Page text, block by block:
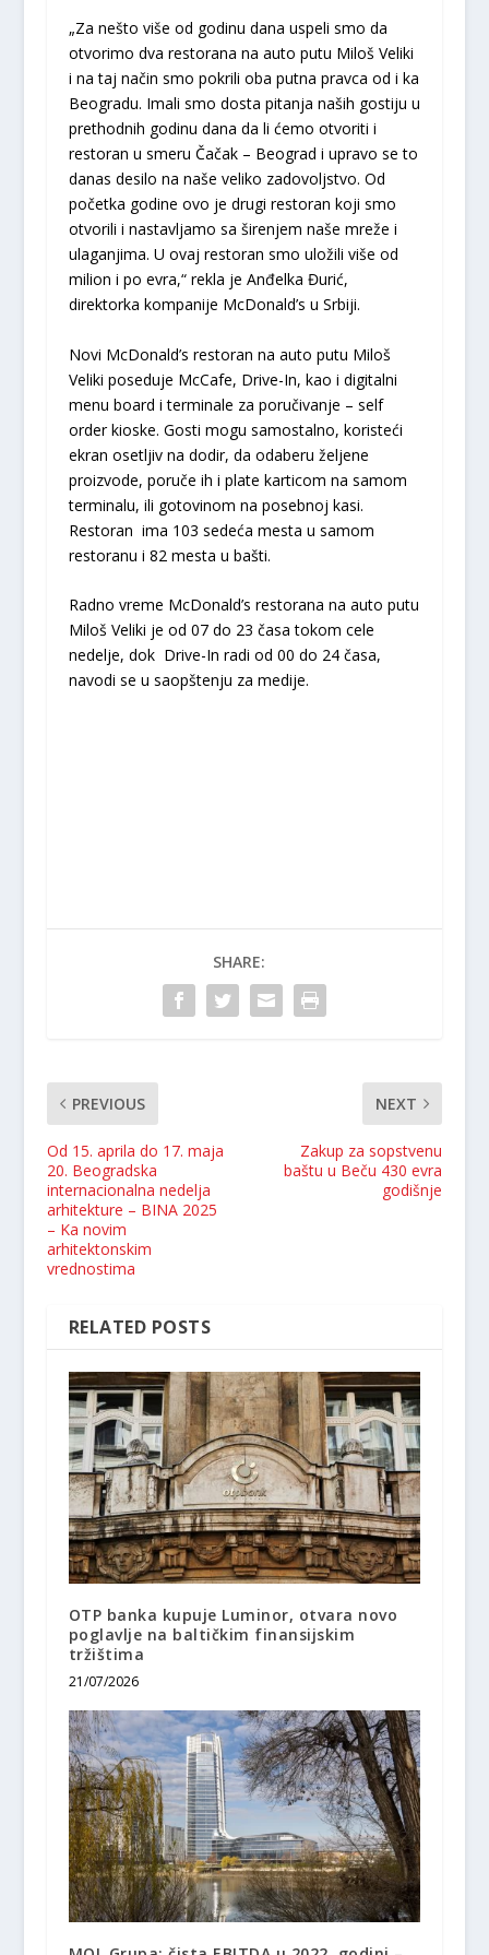
„Za nešto više od godinu dana uspeli smo da
otvorimo dva restorana na auto putu Miloš Veliki
i na taj način smo pokrili oba putna pravca od i ka
Beogradu. Imali smo dosta pitanja naših gostiju u
prethodnih godinu dana da li ćemo otvoriti i
restoran u smeru Čačak – Beograd i upravo se to
danas desilo na naše veliko zadovoljstvo. Od
početka godine ovo je drugi restoran koji smo
otvorili i nastavljamo sa širenjem naše mreže i
ulaganjima. U ovaj restoran smo uložili više od
milion i po evra,“ rekla je Anđelka Đurić,
direktorka kompanije McDonald’s u Srbiji.
Novi McDonald’s restoran na auto putu Miloš
Veliki poseduje McCafe, Drive-In, kao i digitalni
menu board i terminale za poručivanje – self
order kioske. Gosti mogu samostalno, koristeći
ekran osetljiv na dodir, da odaberu željene
proizvode, poruče ih i plate karticom na samom
terminalu, ili gotovinom na posebnoj kasi.
Restoran ima 103 sedeća mesta u samom
restoranu i 82 mesta u bašti.
Radno vreme McDonald’s restorana na auto putu
Miloš Veliki je od 07 do 23 časa tokom cele
nedelje, dok Drive-In radi od 00 do 24 časa,
navodi se u saopštenju za medije.
SHARE:
PREVIOUS
Od 15. aprila do 17. maja
20. Beogradska
internacionalna nedelja
arhitekture – BINA 2025
– Ka novim
arhitektonskim
vrednostima
NEXT
Zakup za sopstvenu
baštu u Beču 430 evra
godišnje
RELATED POSTS
OTP banka kupuje Luminor, otvara novo
poglavlje na baltičkim finansijskim
tržištima
21/07/2026